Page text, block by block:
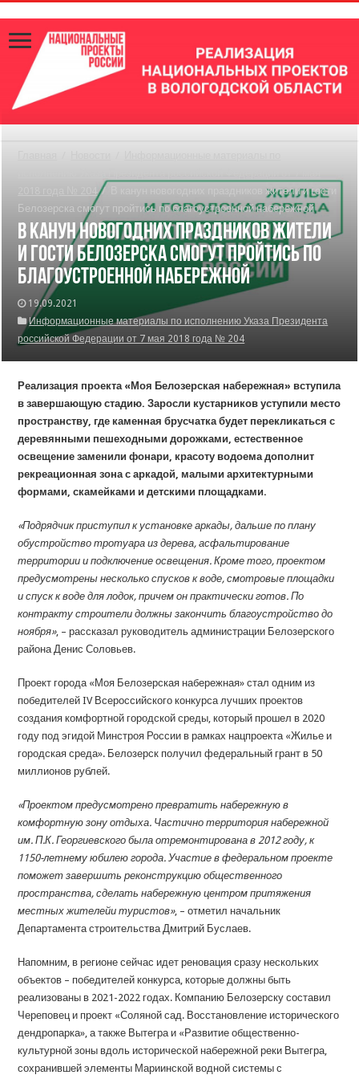
2018 года № 204 /
В канун новогодних праздников жители и гости
Белозерска смогут пройтись по благоустроенной набережной
В канун новогодних праздников жители
и гости Белозерска смогут пройтись по
благоустроенной набережной
19.09.2021
Информационные материалы по исполнению Указа Президента
российской Федерации от 7 мая 2018 года № 204
Реализация проекта «Моя Белозерская набережная» вступила
в завершающую стадию. Заросли кустарников уступили место
пространству, где каменная брусчатка будет перекликаться с
деревянными пешеходными дорожками, естественное
освещение заменили фонари, красоту водоема дополнит
рекреационная зона с аркадой, малыми архитектурными
формами, скамейками и детскими площадками.
«Подрядчик приступил к установке аркады, дальше по плану
обустройство тротуара из дерева, асфальтирование
территории и подключение освещения. Кроме того, проектом
предусмотрены несколько спусков к воде, смотровые площадки
и спуск к воде для лодок, причем он практически готов. По
контракту строители должны закончить благоустройство до
ноября», – рассказал руководитель администрации Белозерского
района Денис Соловьев.
Проект города «Моя Белозерская набережная» стал одним из
победителей IV Всероссийского конкурса лучших проектов
создания комфортной городской среды, который прошел в 2020
году под эгидой Минстроя России в рамках нацпроекта «Жилье и
городская среда». Белозерск получил федеральный грант в 50
миллионов рублей.
«Проектом предусмотрено превратить набережную в
комфортную зону отдыха. Частично территория набережной
им. П.К. Георгиевского была отремонтирована в 2012 году, к
1150-летнему юбилею города. Участие в федеральном проекте
поможет завершить реконструкцию общественного
пространства, сделать набережную центром притяжения
местных жителейи туристов», – отметил начальник
Департамента строительства Дмитрий Буслаев.
Напомним, в регионе сейчас идет реновация сразу нескольких
объектов – победителей конкурса, которые должны быть
реализованы в 2021-2022 годах. Компанию Белозерску составил
Череповец и проект «Соляной сад. Восстановление исторического
дендропарка», а также Вытегра и «Развитие общественно-
культурной зоны вдоль исторической набережной реки Вытегра,
сохранившей элементы Мариинской водной системы с